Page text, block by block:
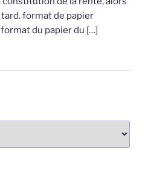
tard. format de papier
du papier du […]